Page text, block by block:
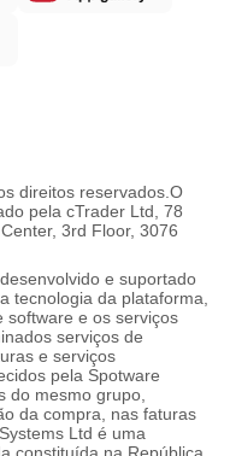
direitos reservados. O
pela cTrader Ltd, 78
3rd Floor, 3076
e suportado
tecnologia da plataforma,
software e os serviços
serviços de
e serviços
pela Spotware
do mesmo grupo,
da compra, nas faturas
Ltd é uma